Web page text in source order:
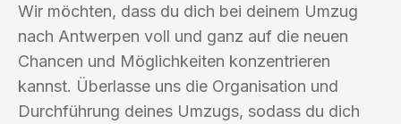
Wir möchten, dass du dich bei deinem Umzug
nach Antwerpen voll und ganz auf die neuen
Chancen und Möglichkeiten konzentrieren
kannst. Überlasse uns die Organisation und
Durchführung deines Umzugs, sodass du dich